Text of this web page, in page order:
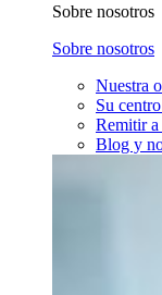
Sobre nosotros
Sobre nosotros
Nuestra
Su
Remitir a
Blog y